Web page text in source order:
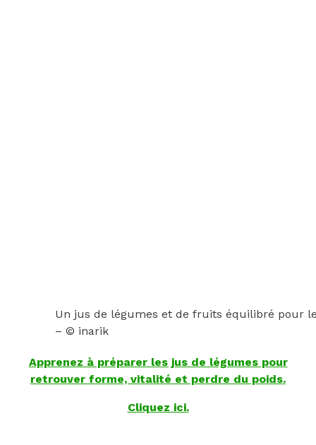
Un jus de légumes et de fruits équilibré pour
– © inarik
Apprenez à préparer les jus de légumes pour
retrouver forme, vitalité et perdre du poids.
Cliquez ici.